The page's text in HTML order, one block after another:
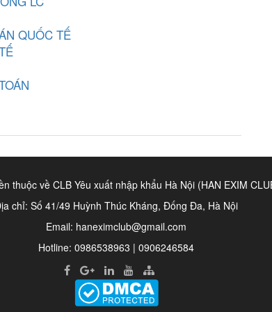
QUỐC TẾ
thuộc về CLB Yêu xuất nhập khẩu Hà Nội (HAN EXIM
chỉ: Số 41/49 Huỳnh Thúc Kháng, Đống Đa, Hà Nội
Email: haneximclub@gmail.com
Hotline: 0986538963 | 0906246584